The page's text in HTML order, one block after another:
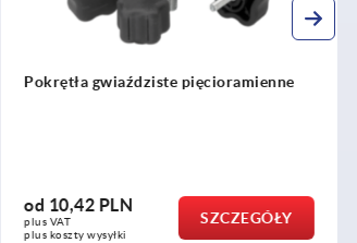
Pokrętła wysokie
od11,50 PLN
plus VAT
plus koszty wysyłki
SZCZEGÓŁY